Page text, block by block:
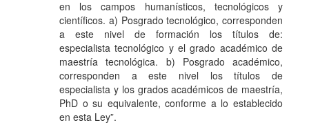
en los campos humanísticos, tecnológicos y
científicos. a) Posgrado tecnológico, corresponden
a este nivel de formación los títulos de:
especialista tecnológico y el grado académico de
maestría tecnológica. b) Posgrado académico,
corresponden a este nivel los títulos de
especialista y los grados académicos de maestría,
PhD o su equivalente, conforme a lo establecido
en esta Ley”.